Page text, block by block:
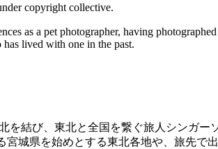
copyright collective.
as a pet photographer, having
lived with one in the past.
を結び、東北と全国を繋ぐ旅人シンガ
宮城県を始めとする東北各地や、旅先